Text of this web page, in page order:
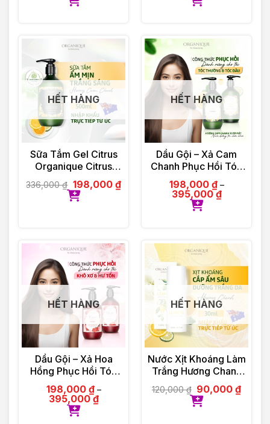
HẾT HÀNG
Sữa Tắm Gel Citrus
Organique Citrus
Shower Gel Ladies
500ml
336,000₫ 198,000 ₫
HẾT HÀNG
Dầu Gội – Xả Cam
Chanh Phục Hồi Tóc
Organique Rose
Repairing Shampoo
Ladies 500ml
198,000 ₫–
395,000₫
HẾT HÀNG
Dầu Gội – Xả Hoa
Hồng Phục Hồi Tóc
Organique Rose
Repairing Shampoo
Ladies 500ml
198,000 ₫–
395,000₫
HẾT HÀNG
Nước Xịt Khoáng Làm
Trắng Hương Chanh
Organique Lemon
Whitening Mist 30ml
120,000₫ 90,000₫